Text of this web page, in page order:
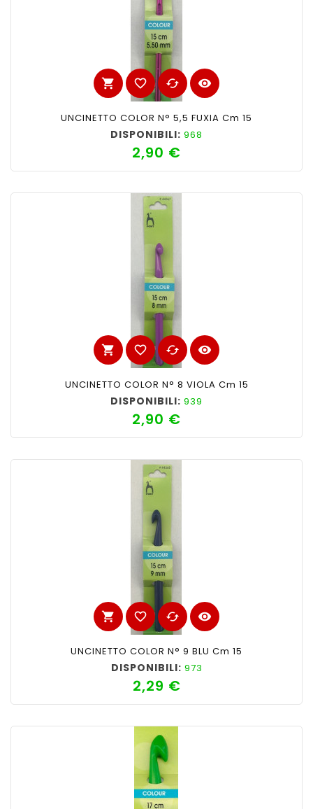
shopping_cart favorite_border cached visibility
UNCINETTO COLOR N° 5,5 FUXIA Cm 15
DISPONIBILI: 968
2,90 €
shopping_cart favorite_border cached visibility
UNCINETTO COLOR N° 8 VIOLA Cm 15
DISPONIBILI: 939
2,90 €
shopping_cart favorite_border cached visibility
UNCINETTO COLOR N° 9 BLU Cm 15
DISPONIBILI: 973
2,29 €Prezzo